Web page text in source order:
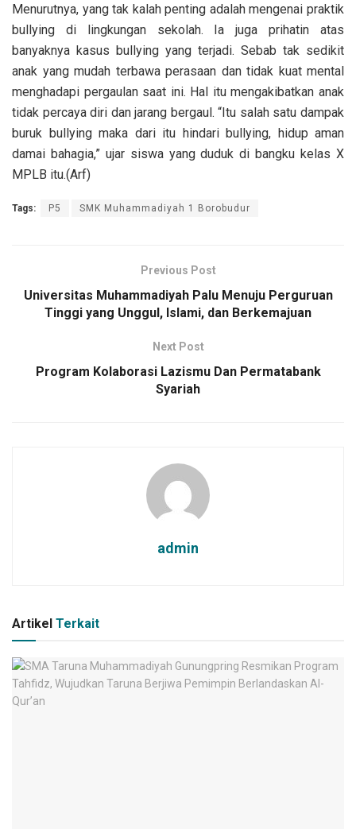
Menurutnya, yang tak kalah penting adalah mengenai praktik
bullying di lingkungan sekolah. Ia juga prihatin atas
banyaknya kasus bullying yang terjadi. Sebab tak sedikit
anak yang mudah terbawa perasaan dan tidak kuat mental
menghadapi pergaulan saat ini. Hal itu mengakibatkan anak
tidak percaya diri dan jarang bergaul. “Itu salah satu dampak
buruk bullying maka dari itu hindari bullying, hidup aman
damai bahagia,” ujar siswa yang duduk di bangku kelas X
MPLB itu.(Arf)
Tags: P5 SMK Muhammadiyah 1 Borobudur
Previous Post
Universitas Muhammadiyah Palu Menuju Perguruan
Tinggi yang Unggul, Islami, dan Berkemajuan
Next Post
Program Kolaborasi Lazismu Dan Permatabank
Syariah
admin
Artikel Terkait